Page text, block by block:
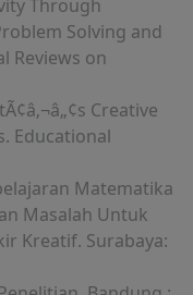
Through
Solving and
Reviews on
Creative
Educational
Matematika
Masalah Untuk
Kreatif. Surabaya: